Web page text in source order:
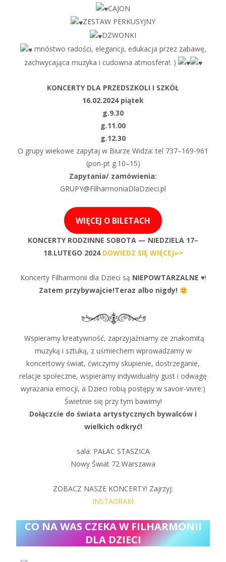
CAJON
ZESTAW PERKUSYJNY
DZWONKI
mnóstwo radości, elegancji, edukacja przez zabawę,
zachwycająca muzyka i cudowna atmosfera!: )
KONCERTY DLA PRZEDSZKOLI I SZKÓŁ
16.02.2024 piątek
g.9.30
g.11.00
g.12.30
O grupy wiekowe zapytaj w Biurze Widza: tel 737–169-961
(pon-pt g.10–15)
Zapytania/ zamówienia:
GRUPY@FilharmoniaDlaDzieci.pl
WIĘCEJ O BILETACH
KONCERTY RODZINNE SOBOTA — NIEDZIELA 17–
18.LUTEGO 2024 DOWIEDZ SIĘ WIĘCEJ»>
Koncerty Filharmonii dla Dzieci są NIEPOWTARZALNE ♥!
Zatem przybywajcie!Teraz albo nigdy!
Wspieramy kreatywność, zaprzyjaźniamy ze znakomitą
muzyką i sztuką, z uśmiechem wprowadzamy w
koncertowy świat, ćwiczymy skupienie, dostrzeganie,
relacje społeczne, wspieramy indywidualny gust i odwagę
wyrażania emocji, a Dzieci robią postępy w savoir-vivre:)
Świetnie się przy tym bawimy!
Dołączcie do świata artystycznych bywalców i
wielkich odkryć!
sala: PAŁAC STASZICA
Nowy Świat 72 Warszawa
ZOBACZ NASZE KONCERTY! Zajrzyj:
INSTAGRAM
CO NA WAS CZEKA W FILHARMONII
DLA DZIECI